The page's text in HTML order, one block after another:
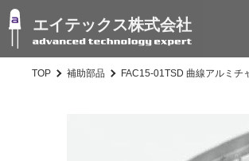
エイテックス株式会社
TOP 補助部品 FAC15-01TSD 曲線アルミチ